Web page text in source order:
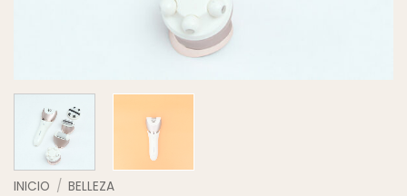
INICIO / BELLEZA